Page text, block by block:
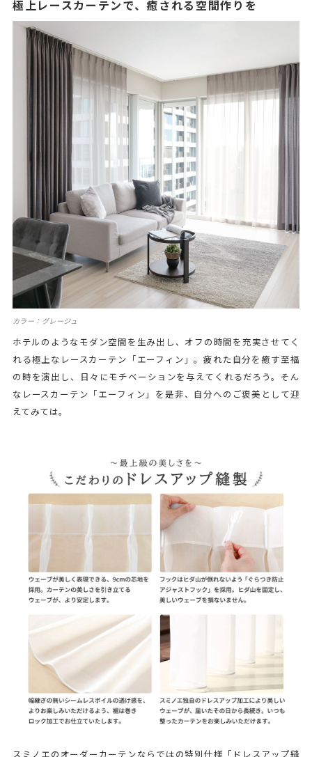
極上レースカーテンで、癒される空間作りを
カラー：グレージュ
ホテルのようなモダン空間を生み出し、オフの時間を充実させてく
れる極上なレースカーテン「エーフィン」。疲れた自分を癒す至福
の時を演出し、日々にモチベーションを与えてくれるだろう。そん
なレースカーテン「エーフィン」を是非、自分へのご褒美として迎
えてみては。
スミノエのオーダーカーテンならではの特別仕様「ドレスアップ縫